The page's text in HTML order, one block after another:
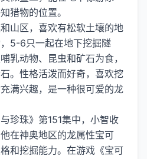
猎物的位置。
山区，喜欢有松软土壤的地
5-6只一起在地下挖掘隧
乳动物、昆虫和矿石为食，
。性格活泼而好奇，喜欢挖
满兴趣，是一种很可爱的龙
珍珠》第151集中，小智收
在神奥地区的龙属性宝可
和挖掘能力。在游戏《宝可